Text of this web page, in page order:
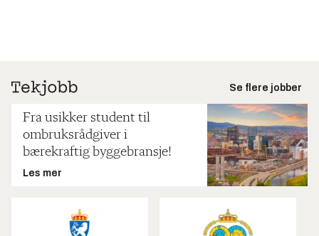
Se flere jobber
Fra usikker student til
ombruksrådgiver i
bærekraftig byggebransje!
Les mer